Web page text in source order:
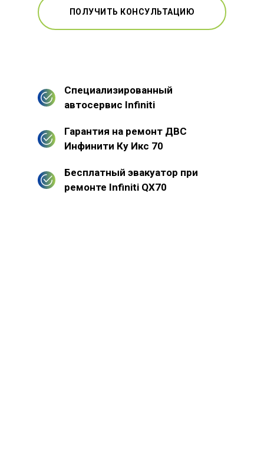
ПОЛУЧИТЬ КОНСУЛЬТАЦИЮ
Специализированный
автосервис Infiniti
Гарантия на ремонт ДВС
Инфинити Ку Икс 70
Бесплатный эвакуатор при
ремонте Infiniti QX70